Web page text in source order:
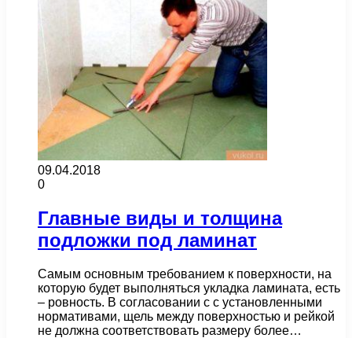
09.04.2018
0
Главные виды и толщина
подложки под ламинат
Самым основным требованием к поверхности, на
которую будет выполняться укладка ламината, есть
– ровность. В согласовании с с установленными
нормативами, щель между поверхностью и рейкой
не должна соответствовать размеру более…